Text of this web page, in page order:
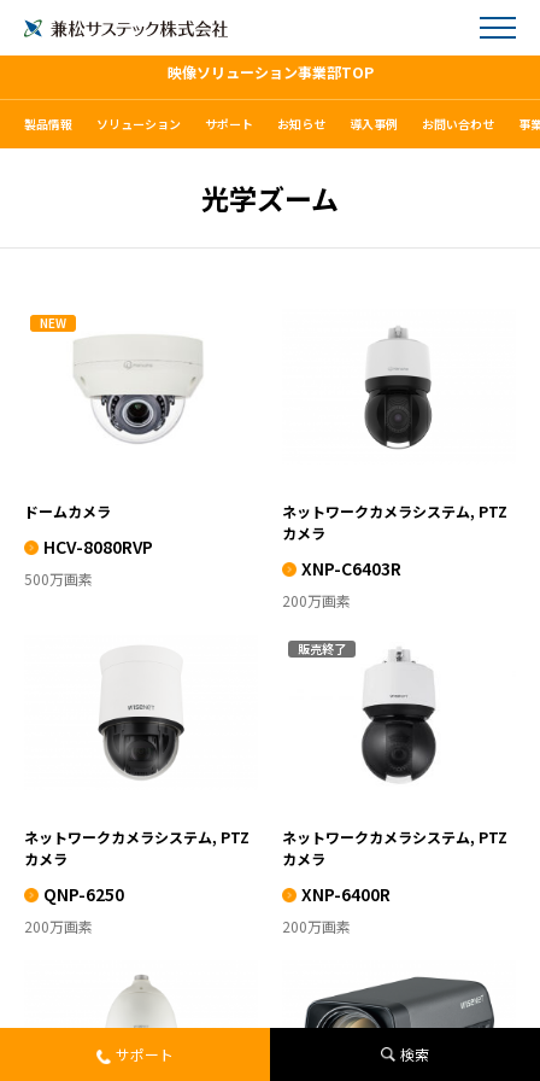
映像ソリューション事業部TOP
製品情報 ソリューション サポート お知らせ 導入事例 お問い合わせ 事
光学ズーム
NEW
HCV-8080RVP
VIEW MORE
ドームカメラ
HCV-8080RVP
500万画素
VIEW MORE
ネットワークカメラシステム, PTZ
カメラ
XNP-C6403R
200万画素
VIEW MORE
ネットワークカメラシステム, PTZ
カメラ
QNP-6250
200万画素
販売終了
XNP-6400R
VIEW MORE
ネットワークカメラシステム, PTZ
カメラ
XNP-6400R
200万画素
XNP-6550RH
VIEW MORE
HCZ-6320KN
VIEW MORE
サポート 検索